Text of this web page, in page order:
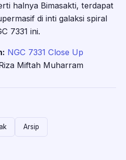
halnya Bimasakti, terdapat
di inti galaksi spiral
7331 ini.
NGC 7331 Close Up
Miftah Muharram
Arsip